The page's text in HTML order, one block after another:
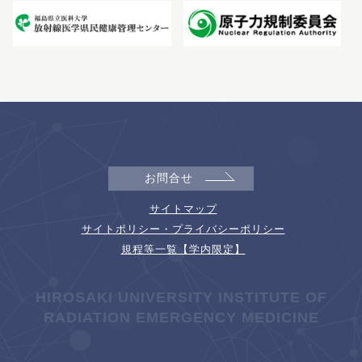
お問合せ
サイトマップ
サイトポリシー・プライバシーポリシー
規程等一覧【学内限定】
HIROSAKI UNIVERSITY INSTITUTE OF
RADIATION EMERGENCY MEDICINE